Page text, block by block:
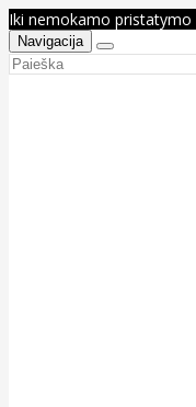
Iki nemokamo pristatymo
Navigacija